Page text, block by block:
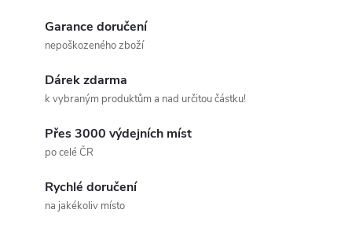
Garance doručení
nepoškozeného zboží
Dárek zdarma
k vybraným produktům a nad určitou částku!
Přes 3000 výdejních míst
po celé ČR
Rychlé doručení
na jakékoliv místo